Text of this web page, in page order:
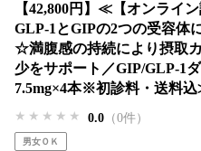
【42,800円】≪【オンライ
GLP-1とGIPの2つの受容体
☆満腹感の持続により摂取
少をサポート／GIP/GLP-1
7.5mg×4本※初診料・送料
★★★★★
★★★★★
★★★★★ 0.0 （0件）
男女ＯＫ